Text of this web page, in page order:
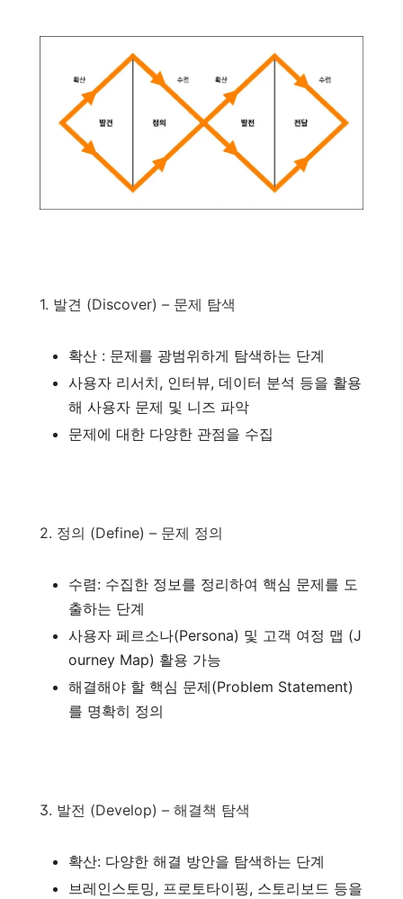
1. 발견 (Discover) – 문제 탐색
확산 : 문제를 광범위하게 탐색하는 단계
사용자 리서치, 인터뷰, 데이터 분석 등을 활용
해 사용자 문제 및 니즈 파악
문제에 대한 다양한 관점을 수집
2. 정의 (Define) – 문제 정의
수렴: 수집한 정보를 정리하여 핵심 문제를 도
출하는 단계
사용자 페르소나(Persona) 및 고객 여정 맵 (J
ourney Map) 활용 가능
해결해야 할 핵심 문제(Problem Statement)
를 명확히 정의
3. 발전 (Develop) – 해결책 탐색
확산: 다양한 해결 방안을 탐색하는 단계
브레인스토밍, 프로토타이핑, 스토리보드 등을